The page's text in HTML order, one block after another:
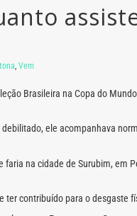
tona Vem
Brasileira na Copa do
ele acompanhava
na cidade de Surubim, em
contribuído para o desgaste